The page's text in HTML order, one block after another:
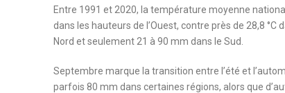
Entre 1991 et 2020, la température moyenne
dans les hauteurs de l’Ouest, contre près de 28,8
Nord et seulement 21 à 90 mm dans le Sud.
Septembre marque la transition entre l’été et
parfois 80 mm dans certaines régions, alors que